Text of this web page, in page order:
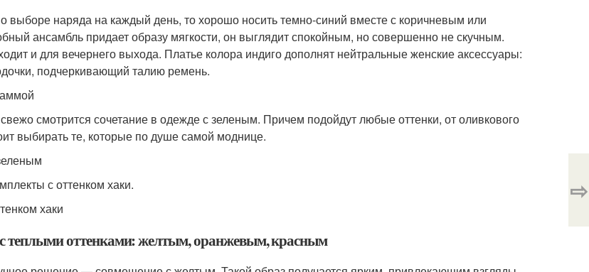
выборе наряда на каждый день, то хорошо носить темно-синий вместе с коричневым или
ансамбль придает образу мягкости, он выглядит спокойным, но совершенно не скучным.
и для вечернего выхода. Платье колора индиго дополнят нейтральные женские аксессуары:
подчеркивающий талию ремень.
смотрится сочетание в одежде с зеленым. Причем подойдут любые оттенки, от оливкового
выбирать те, которые по душе самой моднице.
с оттенком хаки.
хаки
теплыми оттенками: желтым, оранжевым, красным
⇨